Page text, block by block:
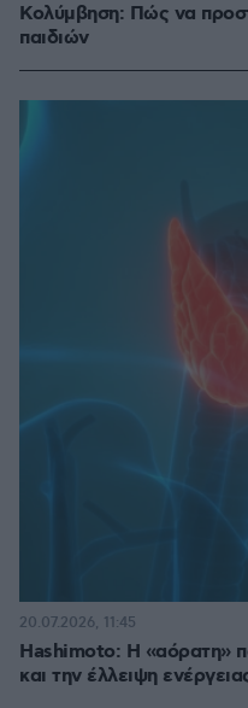
Κολύμβηση: Πώς να
παιδιών
Hashimoto: Η «αόρατη»
και την έλλειψη
20.07.2026, 11:45